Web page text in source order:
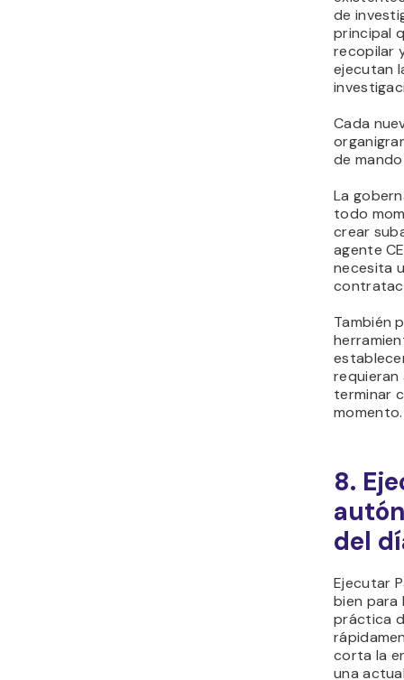
de
principal
recopilar
ejecutan
Cada
de
La
todo
crear
agente
necesita
También
requieran
terminar
momento.
8.
del
Ejecutar
bien para
práctica
corta la
una